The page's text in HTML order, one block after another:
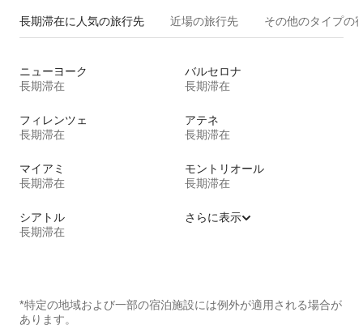
長期滞在に人気の旅行先 近場の旅行先 その他のタ⁠イ⁠プ⁠の
ニューヨーク
長期滞在
バルセロナ
長期滞在
フィレンツェ
長期滞在
アテネ
長期滞在
マイアミ
長期滞在
モントリオール
長期滞在
シアトル
長期滞在
さらに表示
*特定の地域および一部の宿泊施設には例外が適用される場合が
あります。